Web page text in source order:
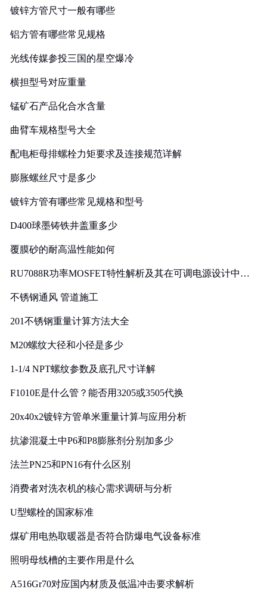
镀锌方管尺寸一般有哪些
铝方管有哪些常见规格
光线传媒参投三国的星空爆冷
横担型号对应重量
锰矿石产品化合水含量
曲臂车规格型号大全
配电柜母排螺栓力矩要求及连接规范详解
膨胀螺丝尺寸是多少
镀锌方管有哪些常见规格和型号
D400球墨铸铁井盖重多少
覆膜砂的耐高温性能如何
RU7088R功率MOSFET特性解析及其在可调电源设计中的
不锈钢通风 管道施工
201不锈钢重量计算方法大全
M20螺纹大径和小径是多少
1-1/4 NPT螺纹参数及底孔尺寸详解
F1010E是什么管？能否用3205或3505代换
20x40x2镀锌方管单米重量计算与应用分析
抗渗混凝土中P6和P8膨胀剂分别加多少
法兰PN25和PN16有什么区别
消费者对洗衣机的核心需求调研与分析
U型螺栓的国家标准
煤矿用电热取暖器是否符合防爆电气设备标准
照明母线槽的主要作用是什么
A516Gr70对应国内材质及低温冲击要求解析